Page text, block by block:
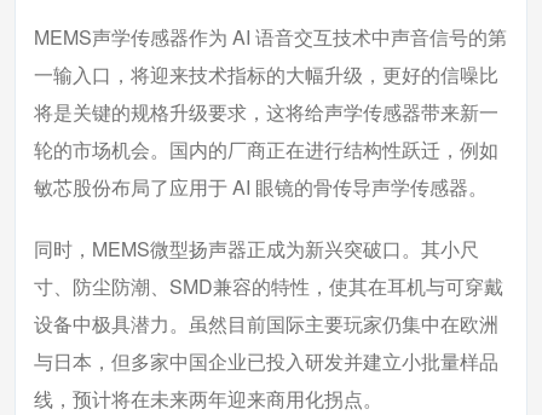
MEMS声学传感器作为 AI 语音交互技术中声音信号的第
一输入口，将迎来技术指标的大幅升级，更好的信噪比
将是关键的规格升级要求，这将给声学传感器带来新一
轮的市场机会。国内的厂商正在进行结构性跃迁，例如
敏芯股份布局了应用于 AI 眼镜的骨传导声学传感器。
同时，MEMS微型扬声器正成为新兴突破口。其小尺
寸、防尘防潮、SMD兼容的特性，使其在耳机与可穿戴
设备中极具潜力。虽然目前国际主要玩家仍集中在欧洲
与日本，但多家中国企业已投入研发并建立小批量样品
线，预计将在未来两年迎来商用化拐点。